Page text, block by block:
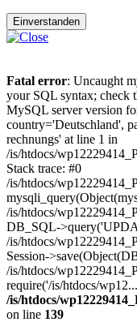
Einverstanden
Fatal error: Uncaught
your SQL syntax; check
MySQL server version
country='Deutschland',
rechnungs' at line 1 in
/is/htdocs/
Stack trace: #0
/is/htdocs/
/is/htdocs/
DB_SQL-
/is/htdocs/
Session-
/is/htdocs/
require('/is/htdocs/
/is/htdocs/
on line 139